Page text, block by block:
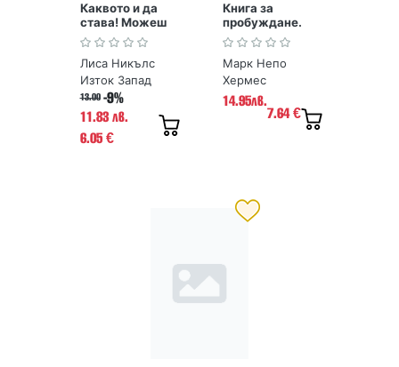
Каквото и да
става! Можеш
да си
победител...
Лиса Никълс
Изток Запад
13.00 -9%
11.83 лв.
6.05 €
Книга за
пробуждане.
365 идеи да
посрещнеш
новия ден
Марк Непо
Хермес
14.95лв.
7.64€